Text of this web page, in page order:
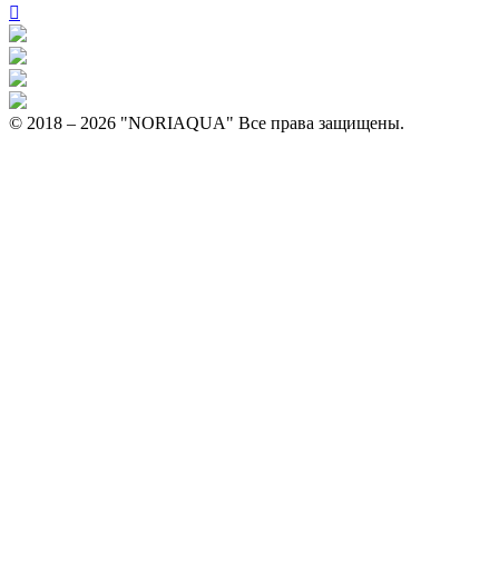
© 2018 – 2026 "NORIAQUA" Все права защищены.